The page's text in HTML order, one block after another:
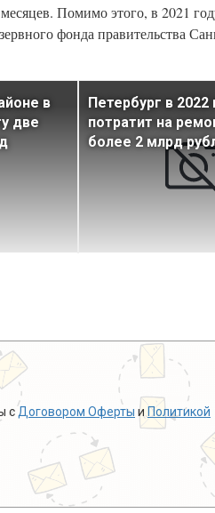
Помимо этого, в 2021
фонда правительства
в
две
Петербург в 2022
потратит на
более 2 млрд
с Договором Оферты и Политикой